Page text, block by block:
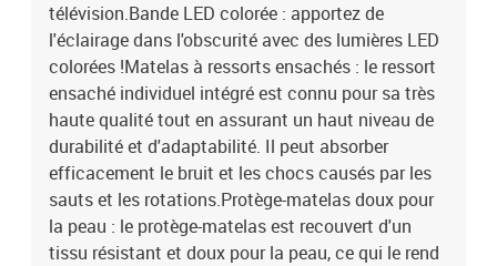
mélèze massifDimensions totales : 203 x 80 x 78/88 cm (L x l x
H)Matelas de lit :Couleur : blanc et marron foncéMatériau : tissu
(100 % polyester)Matériau de remplissage : ressorts ensachés,
mousseDimensions : 80 x 200 x 20 cm (l x L x H)Surmatelas de lit
:Couleur : blancMatériau du sur-matelas : tissu (100 %
polyester)Matériau de remplissage : mousseDimensions : 80 x 200
x 5 cm (l x L x H)Bande LED :Longueur : 55 cmTension : c.c. 5
VLongueur du câble USB : 150 cmLongueur du câble
d'alimentation : 30 cmIndice IP : IP65Avec symbole de coupe à
ciseauxLa livraison contient :1 x cadre de lit1 x tête de lit1 x
matelas1 x surmatelas1 x Bande LED
télévision.Bande LED colorée : apportez de
l'éclairage dans l'obscurité avec des lumières LED
colorées !Matelas à ressorts ensachés : le ressort
ensaché individuel intégré est connu pour sa très
haute qualité tout en assurant un haut niveau de
durabilité et d'adaptabilité. Il peut absorber
efficacement le bruit et les chocs causés par les
sauts et les rotations.Protège-matelas doux pour
la peau : le protège-matelas est recouvert d'un
tissu résistant et doux pour la peau, ce qui le rend